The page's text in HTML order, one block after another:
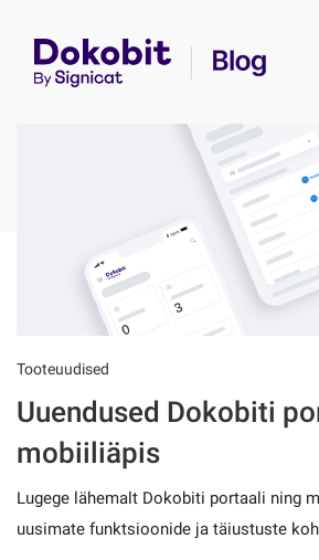
Tooteuudised
Uuendused Dokobiti
mobiiliäpis
Lugege lähemalt Dokobiti portaali ning
uusimate funktsioonide ja täiustuste